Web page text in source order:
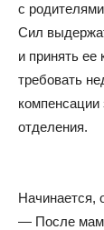
с
Сил
и принять ее
требовать
отделения.
Начинается,
— После